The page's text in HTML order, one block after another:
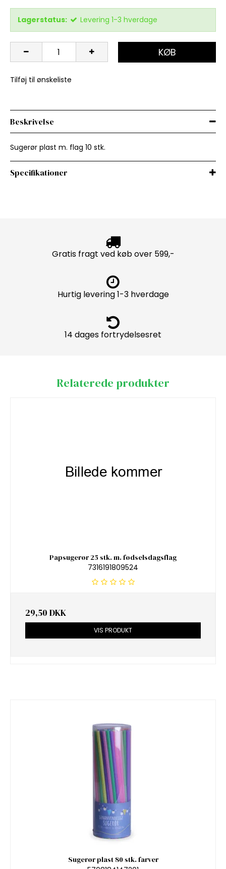
Lagerstatus: Levering 1-3 hverdage
KØB
Tilføj til ønskeliste
Beskrivelse
Sugerør plast m. flag 10 stk.
Specifikationer
Gratis fragt ved køb over 599,-
Hurtig levering 1-3 hverdage
14 dages fortrydelsesret
Relaterede produkter
Papsugerør 25 stk. m. fødselsdagsflag
7316191809524
29,50 DKK
VIS PRODUKT
Sugerør plast 80 stk. farver